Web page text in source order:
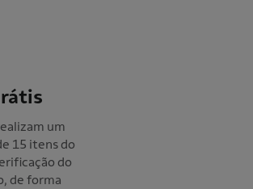
um
15 itens do
do
de forma